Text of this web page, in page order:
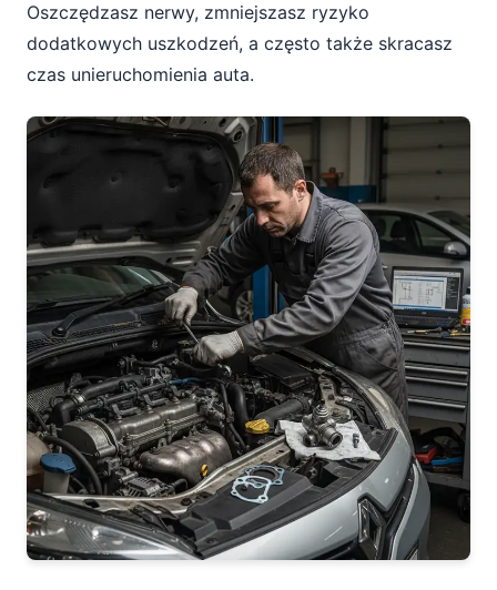
Oszczędzasz nerwy, zmniejszasz ryzyko
dodatkowych uszkodzeń, a często także skracasz
czas unieruchomienia auta.